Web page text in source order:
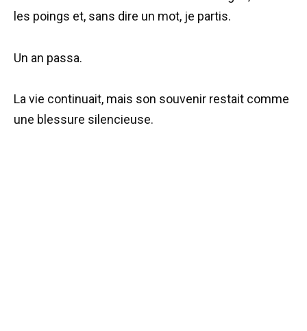
les poings et, sans dire un mot, je partis.
Un an passa.
La vie continuait, mais son souvenir restait comme
une blessure silencieuse.